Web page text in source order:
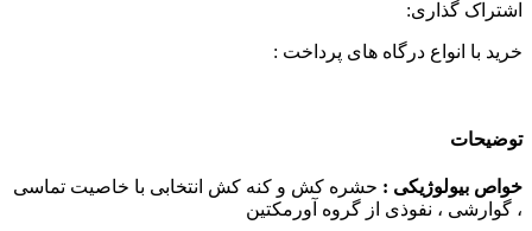
اشتراک گذاری:
خرید با انواع درگاه های پرداخت :
توضیحات
خواص بیولوژیکی : حشره کش و کنه کش انتخابی با خاصیت تماسی
، گوارشی ، نفوذی از گروه آورمکتین